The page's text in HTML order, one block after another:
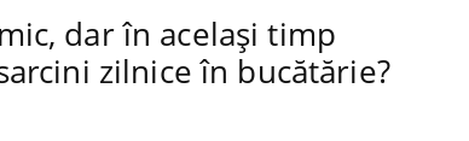
dar în același timp
zilnice în bucătărie?